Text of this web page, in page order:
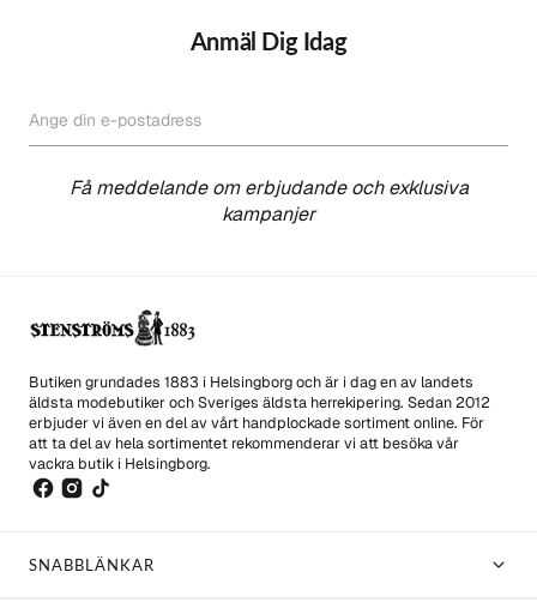
Anmäl Dig Idag
Ange din e-postadress
Få meddelande om erbjudande och exklusiva
kampanjer
Butiken grundades 1883 i Helsingborg och är i dag en av landets
äldsta modebutiker och Sveriges äldsta herrekipering. Sedan 2012
erbjuder vi även en del av vårt handplockade sortiment online. För
att ta del av hela sortimentet rekommenderar vi att besöka vår
vackra butik i Helsingborg.
SNABBLÄNKAR